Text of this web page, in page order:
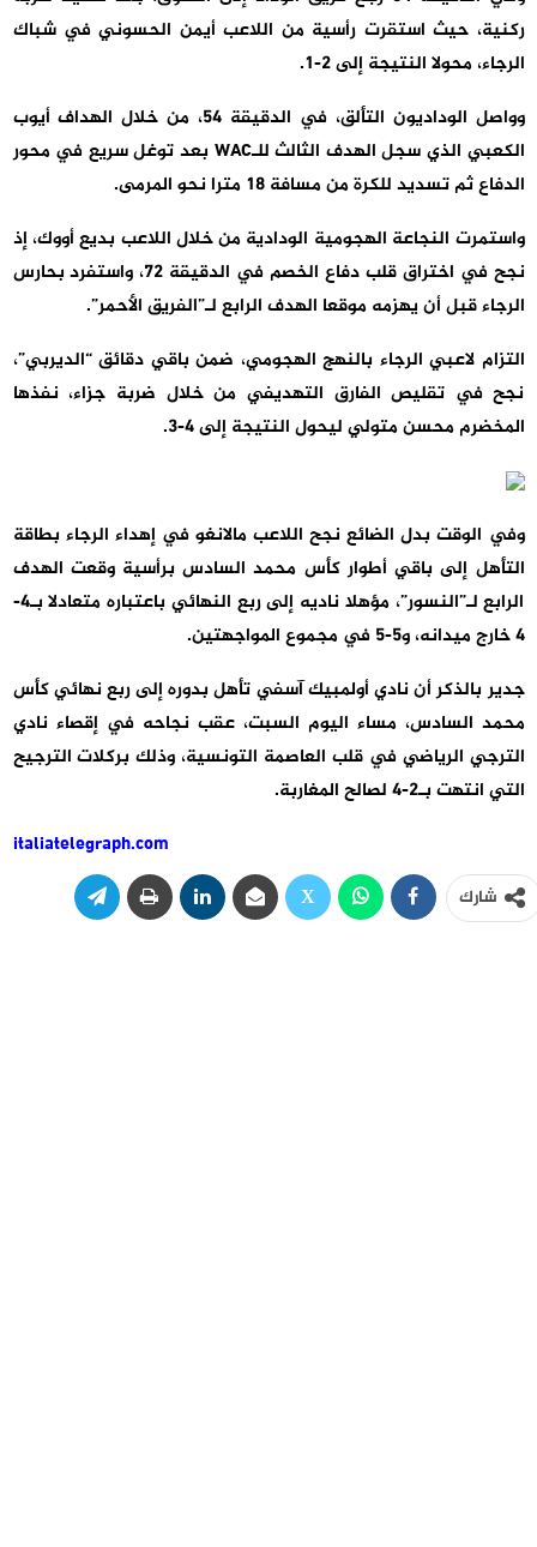
ركنية، حيث استقرت رأسية من اللاعب أيمن الحسوني في شباك
الرجاء، محولا النتيجة إلى 2-1.
وواصل الوداديون التألق، في الدقيقة 54، من خلال الهداف أيوب
الكعبي الذي سجل الهدف الثالث للـWAC بعد توغل سريع في محور
الدفاع ثم تسديد للكرة من مسافة 18 مترا نحو المرمى.
واستمرت النجاعة الهجومية الودادية من خلال اللاعب بديع أووك، إذ
نجح في اختراق قلب دفاع الخصم في الدقيقة 72، واستفرد بحارس
الرجاء قبل أن يهزمه موقعا الهدف الرابع لـ”الفريق الأحمر”.
التزام لاعبي الرجاء بالنهج الهجومي، ضمن باقي دقائق “الديربي”،
نجح في تقليص الفارق التهديفي من خلال ضربة جزاء، نفذها
المخضرم محسن متولي ليحول النتيجة إلى 4-3.
وفي الوقت بدل الضائع نجح اللاعب مالانغو في إهداء الرجاء بطاقة
التأهل إلى باقي أطوار كأس محمد السادس برأسية وقعت الهدف
الرابع لـ”النسور”، مؤهلا ناديه إلى ربع النهائي باعتباره متعادلا بـ4-
4 خارج ميدانه، و5-5 في مجموع المواجهتين.
جدير بالذكر أن نادي أولمبيك آسفي تأهل بدوره إلى ربع نهائي كأس
محمد السادس، مساء اليوم السبت، عقب نجاحه في إقصاء نادي
الترجي الرياضي في قلب العاصمة التونسية، وذلك بركلات الترجيح
التي انتهت بـ2-4 لصالح المغاربة.
italiatelegraph.com
شارك